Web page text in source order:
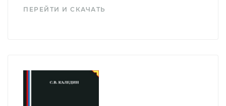
ПЕРЕЙТИ И СКАЧАТЬ